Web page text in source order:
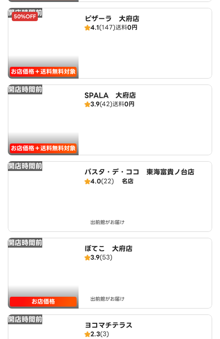
開店時間前
50%OFF
お店価格＋送料無料対象
ピザーラ 大府店
4.1(147)送料0円
開店時間前
お店価格＋送料無料対象
SPALA 大府店
3.9(42)送料0円
開店時間前
パスタ・デ・ココ 東海富貴ノ台店
4.0(22) 名店
出前館がお届け
開店時間前
お店価格
ぼてこ 大府店
3.9(53)
出前館がお届け
開店時間前
ヨコマチテラス
2.3(3)